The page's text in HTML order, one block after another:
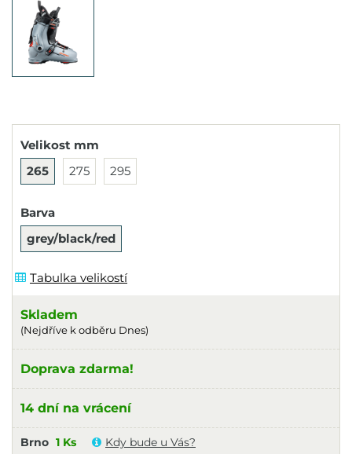
Velikost mm
265
275 295
Barva
grey/black/red
Tabulka velikostí
Skladem
(Nejdříve k odběru Dnes)
Doprava zdarma!
14 dní na vrácení
Brno 1 Ks Kdy bude u Vás?